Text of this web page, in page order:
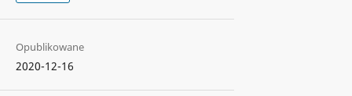
Opublikowane
2020-12-16